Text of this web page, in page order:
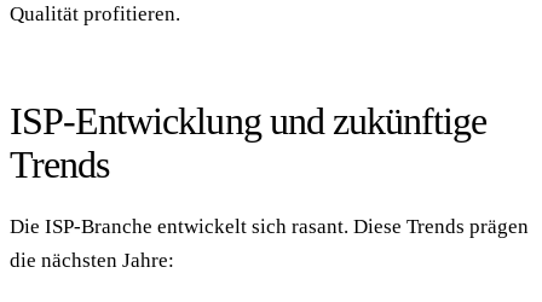
Qualität profitieren.
ISP-Entwicklung und zukünftige
Trends
Die ISP-Branche entwickelt sich rasant. Diese Trends prägen
die nächsten Jahre: